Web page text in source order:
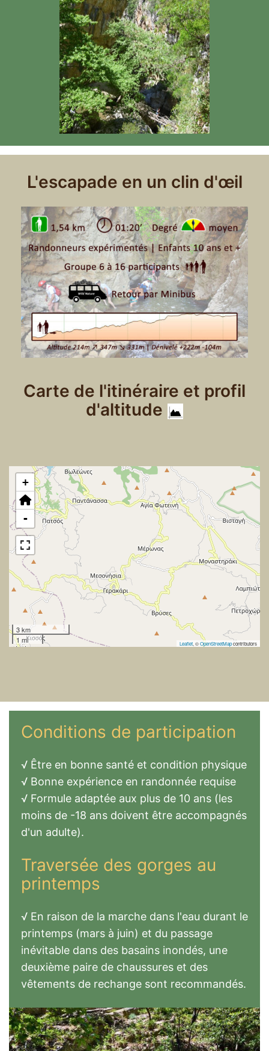
L'escapade en un clin d'œil
Carte de l'itinéraire et profil
d'altitude
+
-
3 km
1 mi
Leaflet, ©OpenStreetMapcontributors
Conditions de participation
√ Être en bonne santé et condition physique
√ Bonne expérience en randonnée requise
√ Formule adaptée aux plus de 10 ans (les
moins de -18 ans doivent être accompagnés
d'un adulte).
Traversée des gorges au
printemps
√ En raison de la marche dans l'eau durant le
printemps (mars à juin) et du passage
inévitable dans des basains inondés, une
deuxième paire de chaussures et des
vêtements de rechange sont recommandés.